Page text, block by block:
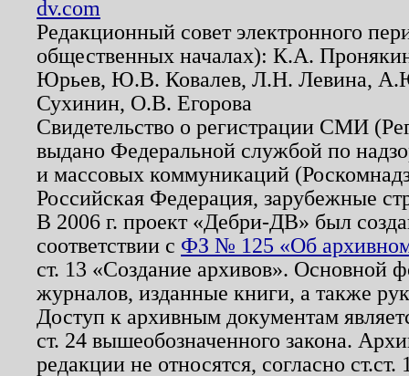
dv.com
Редакционный совет электронного
общественных началах): К.А.
Юрьев, Ю.В. Ковалев, Л.Н. Левина,
Сухинин, О.В. Егорова
Свидетельство о регистрации СМИ
выдано Федеральной службой по
и массовых коммуникаций
Российская Федерация, зарубежные
В 2006 г. проект «Дебри-ДВ» был
соответствии с ФЗ № 125 «Об
ст. 13 «Создание архивов». Основной
журналов, изданные книги, а также
Доступ к архивным документам
ст. 24 вышеобозначенного закона.
редакции не относятся, согласно